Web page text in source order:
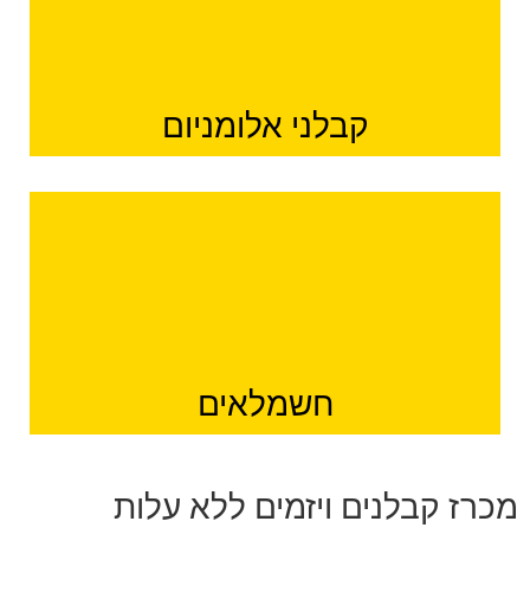
קבלני אלומניום
חשמלאים
מכרז קבלנים ויזמים ללא עלות